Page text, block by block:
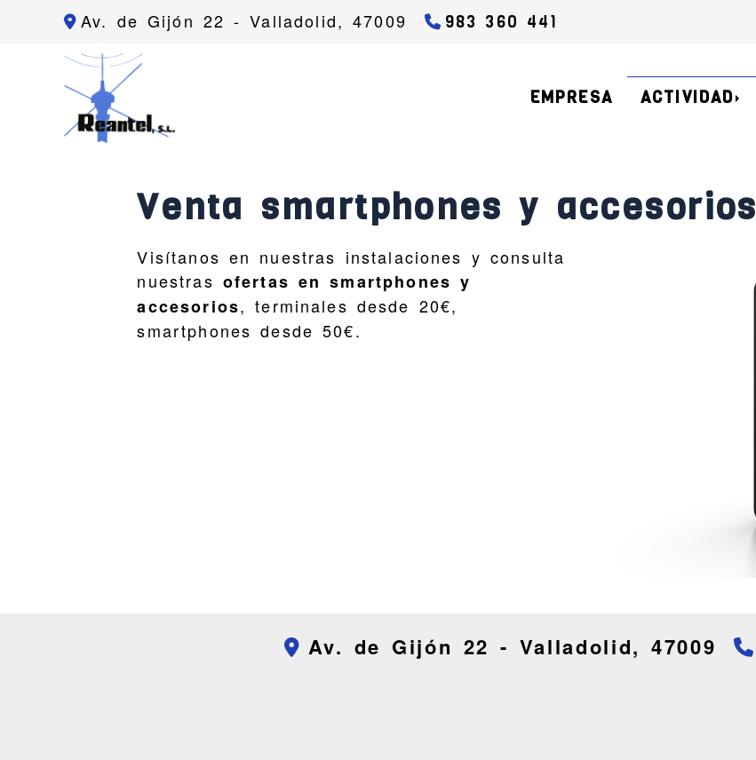
Av. de Gijón 22 -Valladolid,47009 983 360 441
EMPRESA ACTIVIDAD
Venta smartphones y accesorios
Visítanos en nuestras instalaciones y consulta
nuestras ofertas en smartphones y
accesorios, terminales desde 20€,
smartphones desde 50€.
Av. de Gijón 22 - Valladolid,47009